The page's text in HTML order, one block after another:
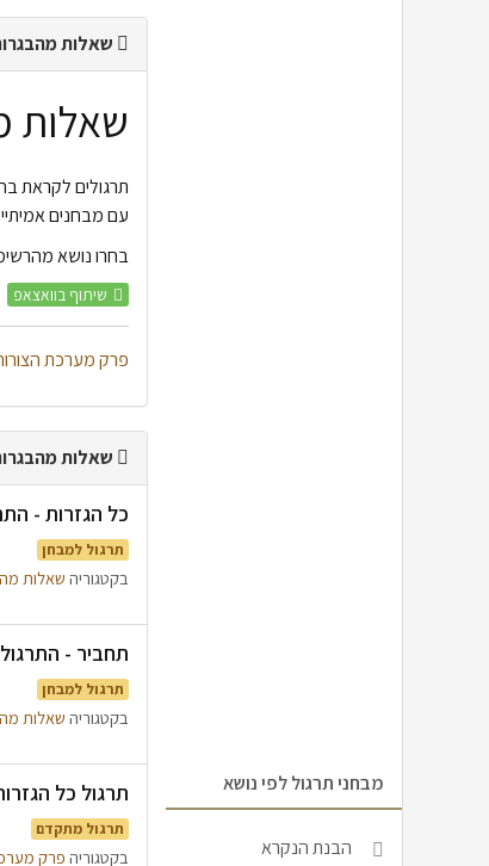
מבחני תרגול לפי נושא
הבנת הנקרא
שאלות
שאלות
תרגולים לקראת
עם מבחנים
בחרו נושא
שיתוף בוואצאפ
פרק מערכת
שאלות
כל הגזרות -
תרגול למבחן
בקטגוריה שאלות
תחביר -
תרגול למבחן
בקטגוריה שאלות
תרגול כל הגזרות
תרגול מתקדם
בקטגוריה פרק